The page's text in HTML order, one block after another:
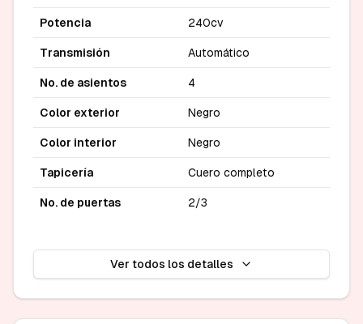
Potencia 240cv
Transmisión Automático
No. de asientos 4
Color exterior Negro
Color interior Negro
Tapicería Cuero completo
No. de puertas 2/3
Ver todos los detalles